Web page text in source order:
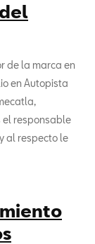
de la marca en
en Autopista
el responsable
al respecto le